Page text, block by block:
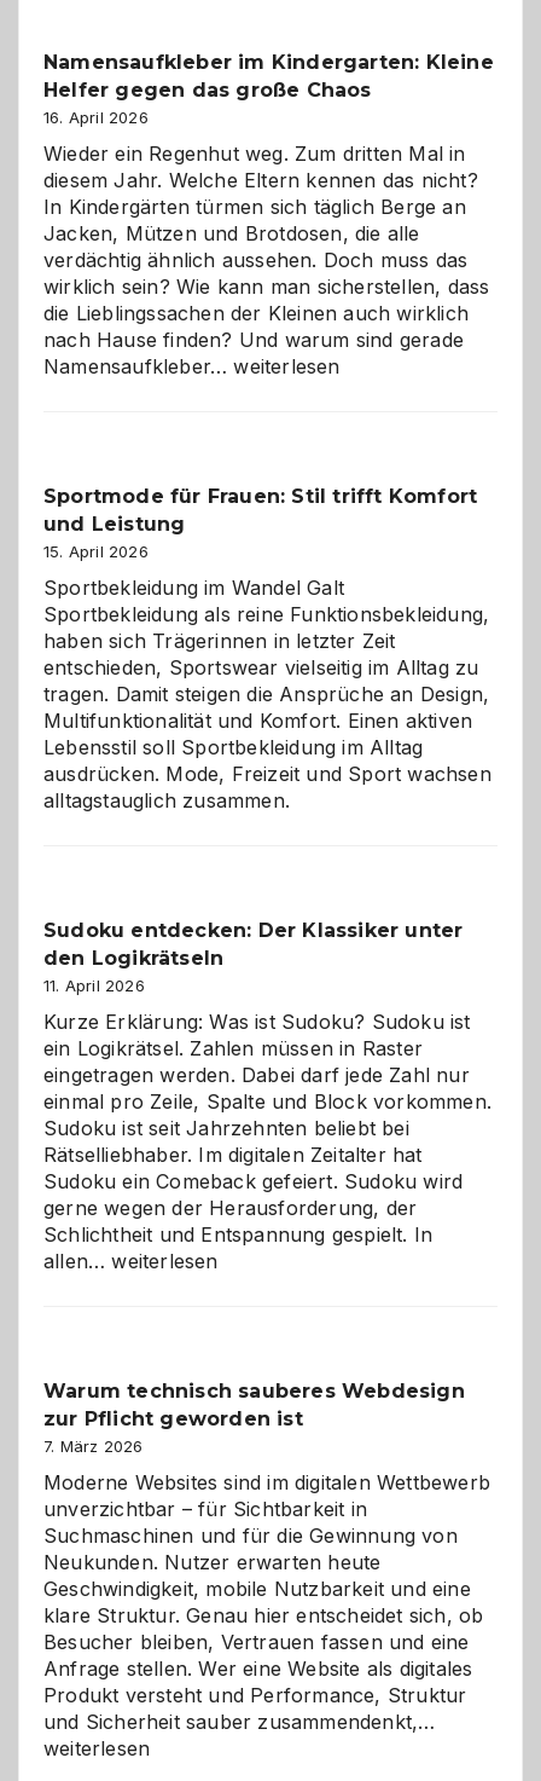
ist
eine
die
richtige
Wahl?
Namensaufkleber im Kindergarten: Kleine
Helfer gegen das große Chaos
16. April 2026
Wieder ein Regenhut weg. Zum dritten Mal in
diesem Jahr. Welche Eltern kennen das nicht?
In Kindergärten türmen sich täglich Berge an
Jacken, Mützen und Brotdosen, die alle
verdächtig ähnlich aussehen. Doch muss das
wirklich sein? Wie kann man sicherstellen, dass
die Lieblingssachen der Kleinen auch wirklich
nach Hause finden? Und warum sind gerade
Namensaufkleber…Namensaufkleber
gegen
Chaos
weiterlesen
Sportmode für Frauen: Stil trifft Komfort
und Leistung
15. April 2026
Sportbekleidung im Wandel Galt
Sportbekleidung als reine Funktionsbekleidung,
haben sich Trägerinnen in letzter Zeit
entschieden, Sportswear vielseitig im Alltag zu
tragen. Damit steigen die Ansprüche an Design,
Multifunktionalität und Komfort. Einen aktiven
Lebensstil soll Sportbekleidung im Alltag
ausdrücken. Mode, Freizeit und Sport wachsen
alltagstauglich zusammen.
Sudoku entdecken: Der Klassiker unter
den Logikrätseln
11. April 2026
Kurze Erklärung: Was ist Sudoku? Sudoku ist
ein Logikrätsel. Zahlen müssen in Raster
eingetragen werden. Dabei darf jede Zahl nur
einmal pro Zeile, Spalte und Block vorkommen.
Sudoku ist seit Jahrzehnten beliebt bei
Rätselliebhaber. Im digitalen Zeitalter hat
Sudoku ein Comeback gefeiert. Sudoku wird
gerne wegen der Herausforderung, der
Schlichtheit und Entspannung gespielt. In
allen…Sudoku
den
Logikrätseln
weiterlesen
Warum technisch sauberes Webdesign
zur Pflicht geworden ist
7. März 2026
Moderne Websites sind im digitalen Wettbewerb
unverzichtbar – für Sichtbarkeit in
Suchmaschinen und für die Gewinnung von
Neukunden. Nutzer erwarten heute
Geschwindigkeit, mobile Nutzbarkeit und eine
klare Struktur. Genau hier entscheidet sich, ob
Besucher bleiben, Vertrauen fassen und eine
Anfrage stellen. Wer eine Website als digitales
Produkt versteht und Performance, Struktur
und Sicherheit sauber zusammendenkt,…
weiterlesen